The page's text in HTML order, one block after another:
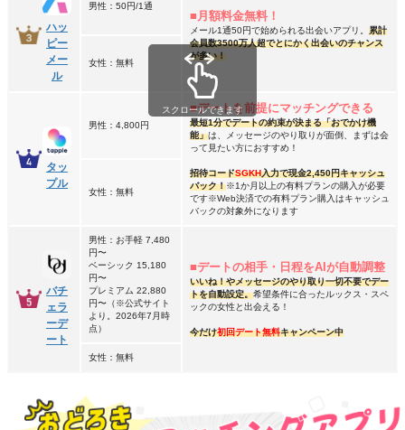
ハッ
ピー
メー
ル
男性：50円/1通
女性：無料
■月額料金無料！
メール1通50円で始められる出会いアプリ。 累計
会員数3500万人超でとにかく出会いのチャンス
が多い！
タッ
プル
男性：4,800円
女性：無料
■デートを前提にマッチングできる
最短1分でデートの約束が決まる「おでかけ機
能」は、メッセージのやり取りが面倒、まずは会
って見たい方におすすめ！
招待コードSGKH入力で現金2,450円キャッシュ
バック！※1か月以上の有料プランの購入が必要
です※Web決済での有料プラン購入はキャッシュ
バックの対象外になります
バチ
ェラ
ーデ
ート
男性：お手軽 7,480
円〜
ベーシック 15,180
円〜
プレミアム 22,880
円〜 （※公式サイト
より。2026年7月時
点）
女性：無料
■デートの相手・日程をAIが自動調整
いいね！やメッセージのやり取り一切不要でデー
トを自動設定。希望条件に合ったルックス・スペ
ックの女性と出会える！
今だけ初回デート無料キャンペーン中
スクロールできます